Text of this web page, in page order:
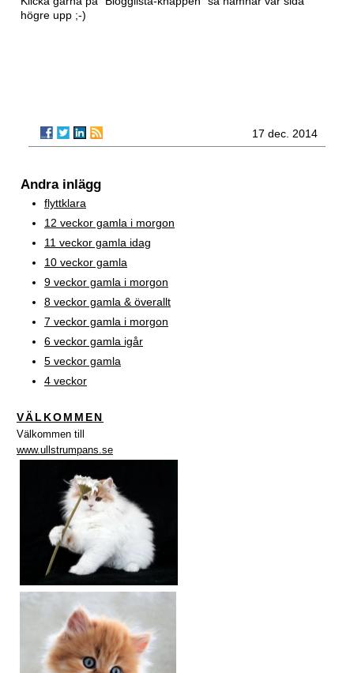
högre upp ;-)
17 dec. 2014
Andra inlägg
flyttklara
12 veckor gamla i morgon
11 veckor gamla idag
10 veckor gamla
9 veckor gamla i morgon
8 veckor gamla & överallt
7 veckor gamla i morgon
6 veckor gamla igår
5 veckor gamla
4 veckor
VÄLKOMMEN
Välkommen till
www.ullstrumpans.se